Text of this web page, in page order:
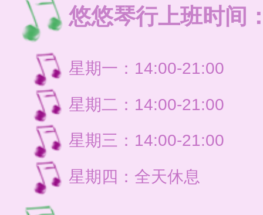
悠悠琴行上班时间
星期一：14:00-
星期二：14:00-
星期三：14:00-
星期四：全天休